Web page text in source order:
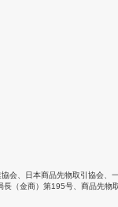
協会 日本商品先物取引協会
長（金商）第195号、商品先物